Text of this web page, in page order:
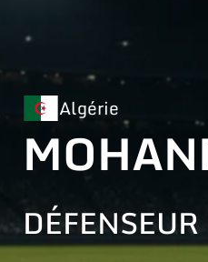
Algérie
DÉFENSEUR